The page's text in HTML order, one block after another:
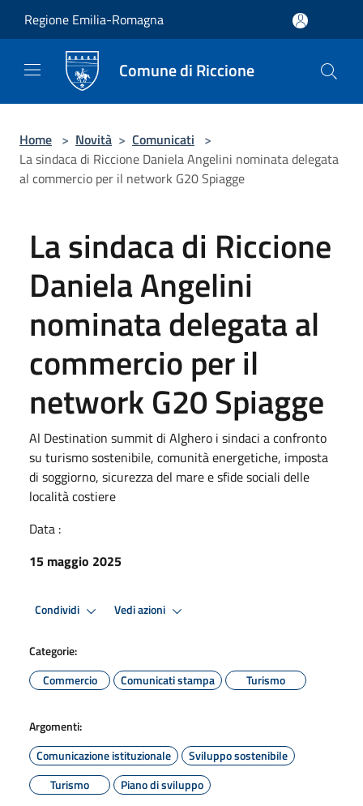
Regione Emilia-Romagna
Comune di Riccione
Home > Novità > Comunicati >
La sindaca di Riccione Daniela Angelini nominata delegata
al commercio per il network G20 Spiagge
La sindaca di Riccione
Daniela Angelini
nominata delegata al
commercio per il
network G20 Spiagge
Al Destination summit di Alghero i sindaci a confronto
su turismo sostenibile, comunità energetiche, imposta
di soggiorno, sicurezza del mare e sfide sociali delle
località costiere
Data :
15 maggio 2025
Condividi Vedi azioni
Categorie:
Commercio
Comunicati stampa Turismo
Argomenti:
Comunicazione istituzionale
Sviluppo sostenibile
Turismo
Piano di sviluppo